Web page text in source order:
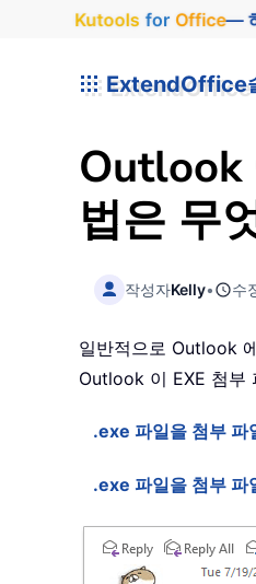
Kutools for Office—
ExtendOffice
Outlook
법은 무
작성자Kelly• 수
일반적으로 Outlook
Outlook 이 EXE 첨부
.exe 파일을 첨부 파
.exe 파일을 첨부